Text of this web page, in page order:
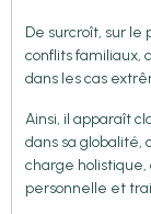
De surcroît, sur le
conflits familiaux,
dans les cas
Ainsi, il apparaît
dans sa globalité,
charge holistique,
personnelle et